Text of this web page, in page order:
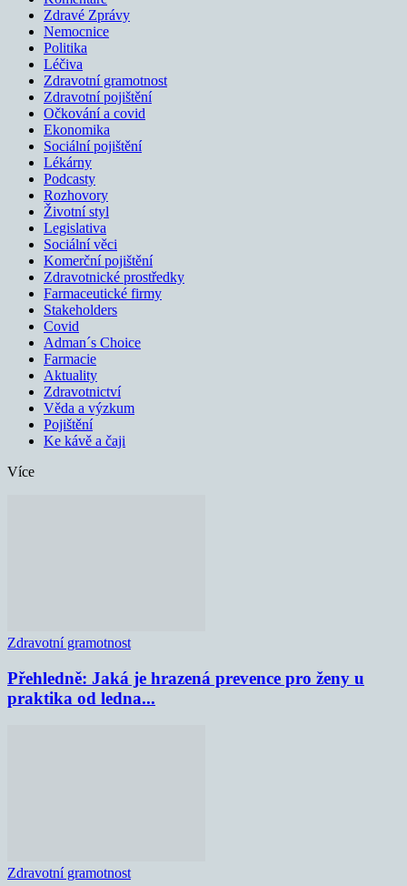
Zdravé Zprávy
Nemocnice
Politika
Léčiva
Zdravotní gramotnost
Zdravotní pojištění
Očkování a covid
Ekonomika
Sociální pojištění
Lékárny
Podcasty
Rozhovory
Životní styl
Legislativa
Sociální věci
Komerční pojištění
Zdravotnické prostředky
Farmaceutické firmy
Stakeholders
Covid
Adman´s Choice
Farmacie
Aktuality
Zdravotnictví
Věda a výzkum
Pojištění
Ke kávě a čaji
Více
Zdravotní gramotnost
Přehledně: Jaká je hrazená prevence pro ženy u
praktika od ledna...
Zdravotní gramotnost